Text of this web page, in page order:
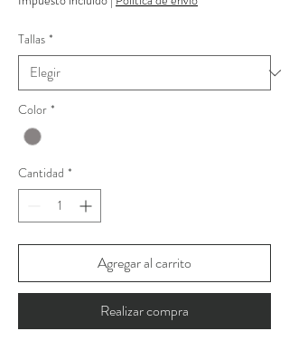
Tallas *
Color *
Cantidad *
Agregar al carrito
Realizar compra